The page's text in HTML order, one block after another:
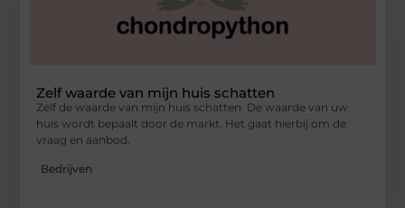
Zelf waarde van mijn huis schatten
Zelf de waarde van mijn huis schatten De waarde van uw
huis wordt bepaalt door de markt. Het gaat hierbij om de
vraag en aanbod.
Bedrijven